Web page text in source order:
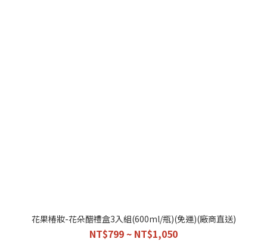
花果椿妝-花朵醋禮盒3入組(600ml/瓶)(免運)(廠商直送)
NT$799 ~ NT$1,050